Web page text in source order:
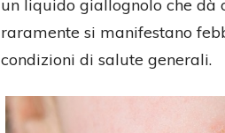
un liquido giallognolo che dà
raramente si manifestano
condizioni di salute generali.